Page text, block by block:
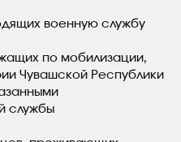
военную службу
по мобилизации,
Чувашской Республики
службы